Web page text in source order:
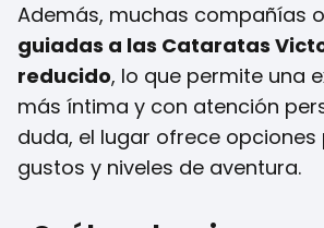
Además, muchas compañías
guiadas a las Cataratas
reducido, lo que permite una
más íntima y con atención
duda, el lugar ofrece
gustos y niveles de aventura.